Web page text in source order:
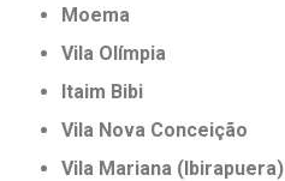
Moema
Vila Olímpia
Itaim Bibi
Vila Nova Conceição
Vila Mariana (Ibirapuera)